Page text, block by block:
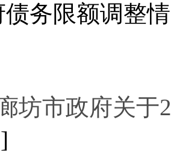
务限额调整
坊市政府关于